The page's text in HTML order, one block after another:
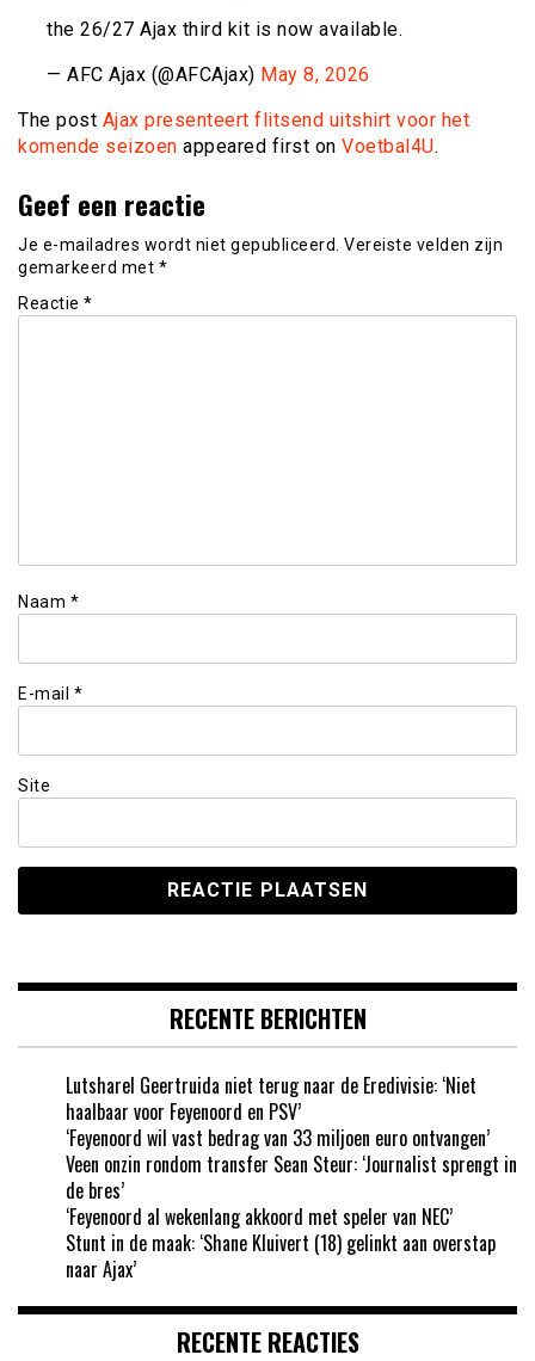
the 26/27 Ajax third kit is now available.
— AFC Ajax (@AFCAjax) May 8, 2026
The post Ajax presenteert flitsend uitshirt voor het
komende seizoen appeared first on Voetbal4U.
Geef een reactie
Je e-mailadres wordt niet gepubliceerd. Vereiste velden zijn
gemarkeerd met *
Reactie *
Naam *
E-mail *
Site
RECENTE BERICHTEN
Lutsharel Geertruida niet terug naar de Eredivisie: ‘Niet
haalbaar voor Feyenoord en PSV’
‘Feyenoord wil vast bedrag van 33 miljoen euro ontvangen’
Veen onzin rondom transfer Sean Steur: ‘Journalist sprengt in
de bres’
‘Feyenoord al wekenlang akkoord met speler van NEC’
Stunt in de maak: ‘Shane Kluivert (18) gelinkt aan overstap
naar Ajax’
RECENTE REACTIES